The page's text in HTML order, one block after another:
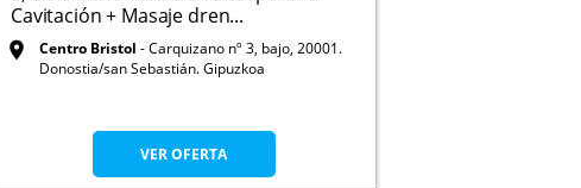
Cavitación + Masaje dren...
Centro Bristol
Carquizano nº 3, bajo, 20001.
Donostia/san Sebastián. Gipuzkoa
VER OFERTA